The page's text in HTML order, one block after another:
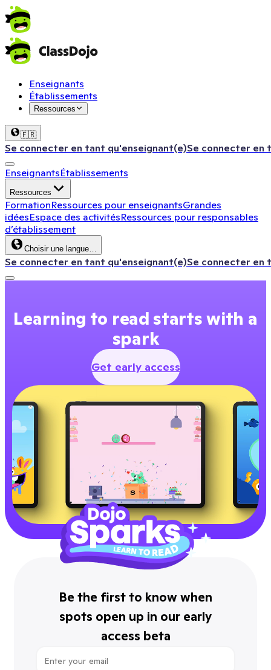
Enseignants
Établissements
Ressources
🇫🇷
Se connecter en tant qu'enseignant(e)Se connecter en
EnseignantsÉtablissements
Ressources
FormationRessources pour enseignantsGrandes
idéesEspace des activitésRessources pour responsables
d’établissement
Choisir une langue…
Se connecter en tant qu'enseignant(e)Se connecter en
Learning to read starts with a
spark
Get early access
Be the first to know when
spots open up in our early
access beta